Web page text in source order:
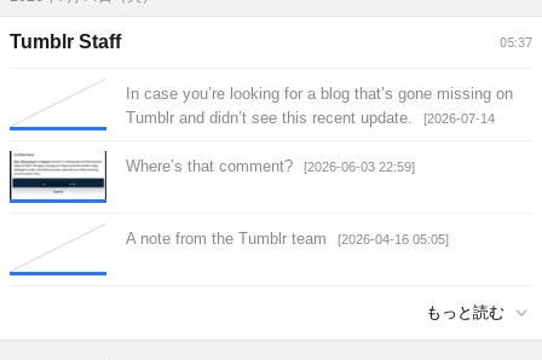
05:37
Tumblr Staff
In case you’re looking for a blog that’s gone missing on
Tumblr and didn’t see this recent update.
[2026-07-14
Where’s that comment? [2026-06-03 22:59]
A note from the Tumblr team [2026-04-16 05:05]
もっと読む